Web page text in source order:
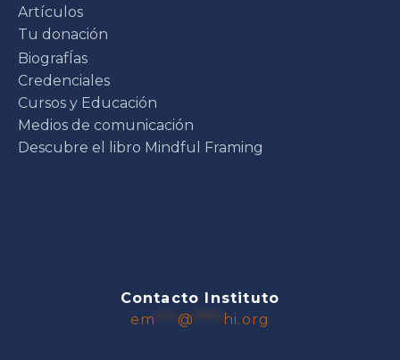
Artículos
Tu donación
BiografÍas
Credenciales
Cursos y Educación
Medios de comunicación
Descubre el libro Mindful Framing
Contacto Instituto
em
@ hi.org